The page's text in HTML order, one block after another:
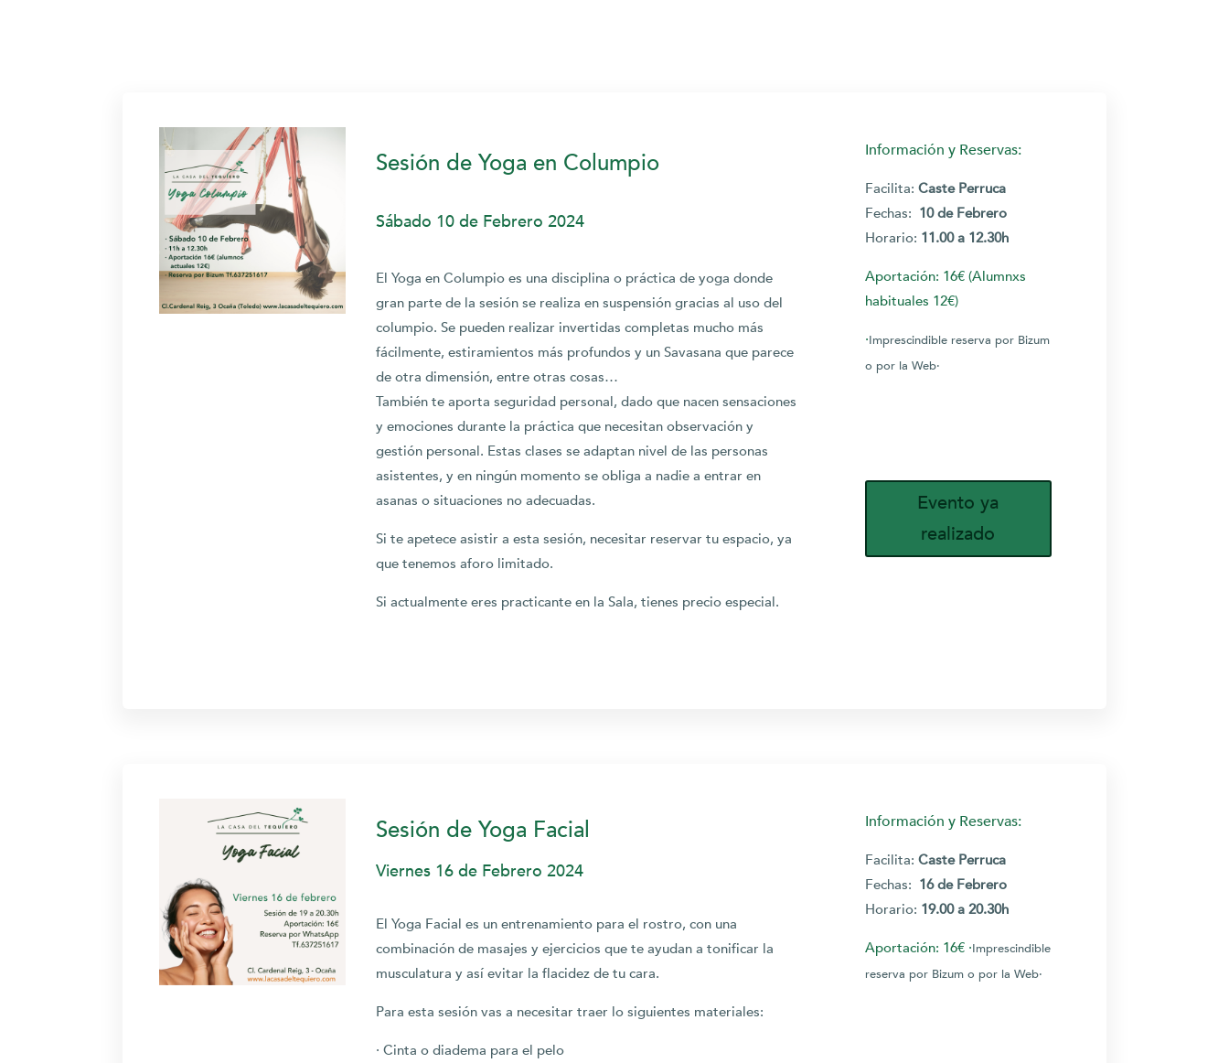
Sesión de Yoga en Columpio
Sábado 10 de Febrero 2024
El Yoga en Columpio es una disciplina o práctica de yoga donde
gran parte de la sesión se realiza en suspensión gracias al uso del
columpio. Se pueden realizar invertidas completas mucho más
fácilmente, estiramientos más profundos y un Savasana que parece
de otra dimensión, entre otras cosas…
También te aporta seguridad personal, dado que nacen sensaciones
y emociones durante la práctica que necesitan observación y
gestión personal. Estas clases se adaptan nivel de las personas
asistentes, y en ningún momento se obliga a nadie a entrar en
asanas o situaciones no adecuadas.
Si te apetece asistir a esta sesión, necesitar reservar tu espacio, ya
que tenemos aforo limitado.
Si actualmente eres practicante en la Sala, tienes precio especial.
Información y Reservas:
Facilita: Caste Perruca
Fechas: 10 de Febrero
Horario: 11.00 a 12.30h
Aportación: 16€ (Alumnxs
habituales 12€)
·Imprescindible reserva por Bizum
o por la Web·
Evento ya
realizado
Sesión de Yoga Facial
Viernes 16 de Febrero 2024
El Yoga Facial es un entrenamiento para el rostro, con una
combinación de masajes y ejercicios que te ayudan a tonificar la
musculatura y así evitar la flacidez de tu cara.
Para esta sesión vas a necesitar traer lo siguientes materiales:
· Cinta o diadema para el pelo
Información y Reservas:
Facilita: Caste Perruca
Fechas: 16 de Febrero
Horario: 19.00 a 20.30h
Aportación: 16€ ·Imprescindible
reserva por Bizum o por la Web·